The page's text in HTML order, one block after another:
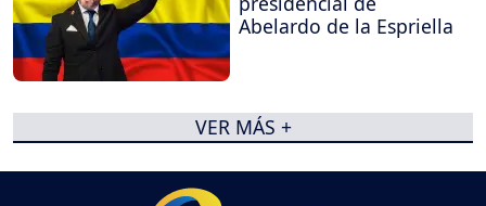
Abelardo de la Espriella
VER MÁS +